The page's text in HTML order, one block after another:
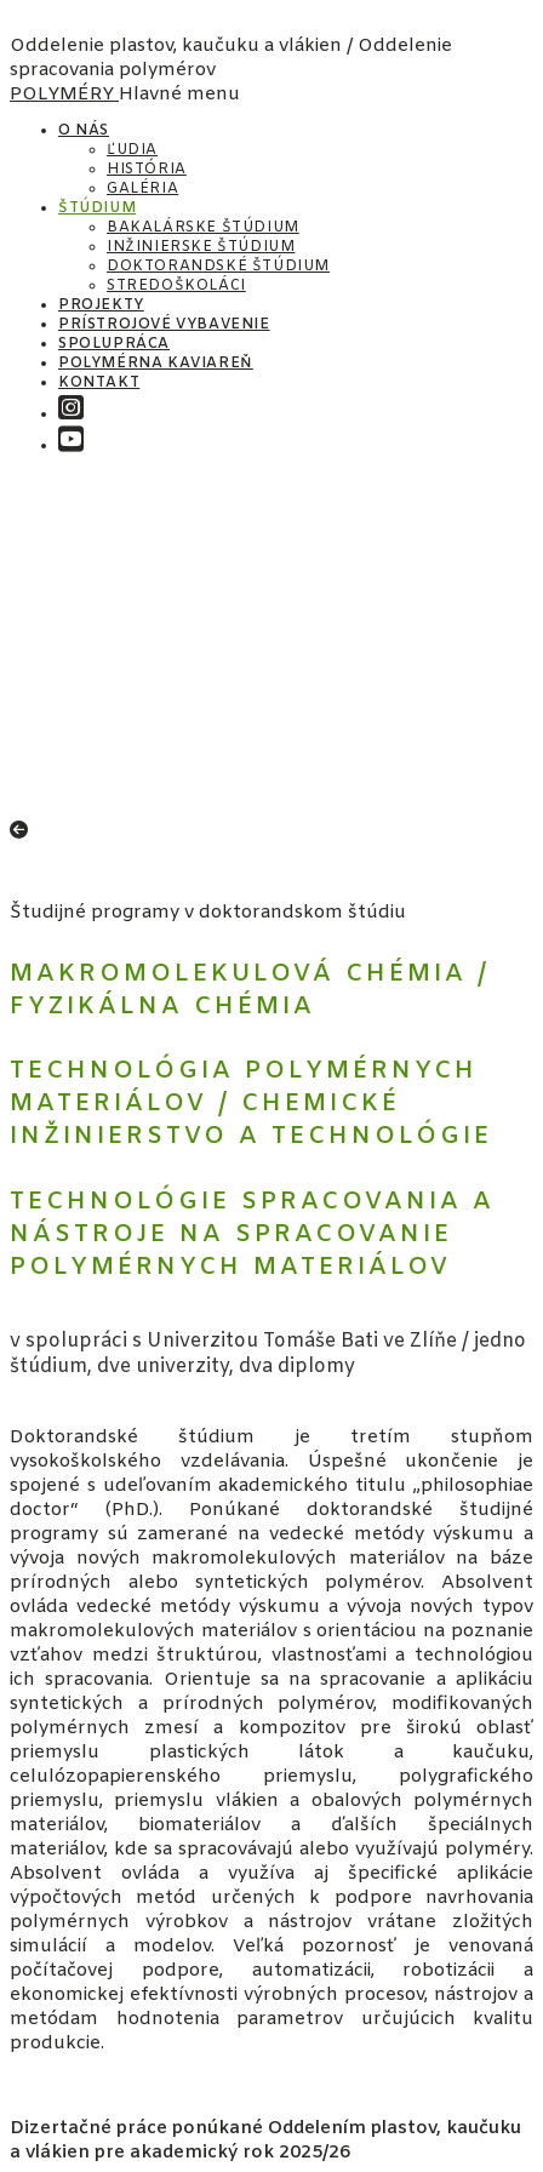
Oddelenie plastov, kaučuku a vlákien / Oddelenie
spracovania polymérov
POLYMÉRY Hlavné menu
O NÁS
ĽUDIA
HISTÓRIA
GALÉRIA
ŠTÚDIUM
BAKALÁRSKE ŠTÚDIUM
INŽINIERSKE ŠTÚDIUM
DOKTORANDSKÉ ŠTÚDIUM
STREDOŠKOLÁCI
PROJEKTY
PRÍSTROJOVÉ VYBAVENIE
SPOLUPRÁCA
POLYMÉRNA KAVIAREŇ
KONTAKT
Študijné programy v doktorandskom štúdiu
MAKROMOLEKULOVÁ CHÉMIA /
FYZIKÁLNA CHÉMIA
TECHNOLÓGIA POLYMÉRNYCH
MATERIÁLOV / CHEMICKÉ
INŽINIERSTVO A TECHNOLÓGIE
TECHNOLÓGIE SPRACOVANIA A
NÁSTROJE NA SPRACOVANIE
POLYMÉRNYCH MATERIÁLOV
v spolupráci s Univerzitou Tomáše Bati ve Zlíňe / jedno
štúdium, dve univerzity, dva diplomy
Doktorandské štúdium je tretím stupňom
vysokoškolského vzdelávania. Úspešné ukončenie je
spojené s udeľovaním akademického titulu „philosophiae
doctor“ (PhD.). Ponúkané doktorandské študijné
programy sú zamerané na vedecké metódy výskumu a
vývoja nových makromolekulových materiálov na báze
prírodných alebo syntetických polymérov. Absolvent
ovláda vedecké metódy výskumu a vývoja nových typov
makromolekulových materiálov s orientáciou na poznanie
vzťahov medzi štruktúrou, vlastnosťami a technológiou
ich spracovania. Orientuje sa na spracovanie a aplikáciu
syntetických a prírodných polymérov, modifikovaných
polymérnych zmesí a kompozitov pre širokú oblasť
priemyslu plastických látok a kaučuku,
celulózopapierenského priemyslu, polygrafického
priemyslu, priemyslu vlákien a obalových polymérnych
materiálov, biomateriálov a ďalších špeciálnych
materiálov, kde sa spracovávajú alebo využívajú polyméry.
Absolvent ovláda a využíva aj špecifické aplikácie
výpočtových metód určených k podpore navrhovania
polymérnych výrobkov a nástrojov vrátane zložitých
simulácií a modelov. Veľká pozornosť je venovaná
počítačovej podpore, automatizácii, robotizácii a
ekonomickej efektívnosti výrobných procesov, nástrojov a
metódam hodnotenia parametrov určujúcich kvalitu
produkcie.
Dizertačné práce ponúkané Oddelením plastov, kaučuku
a vlákien pre akademický rok 2025/26